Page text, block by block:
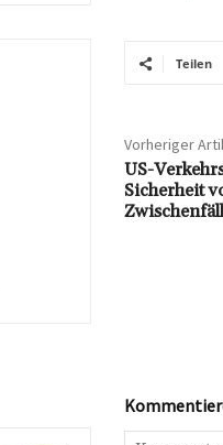
Teilen
Vorheriger
US-
Sicherheit